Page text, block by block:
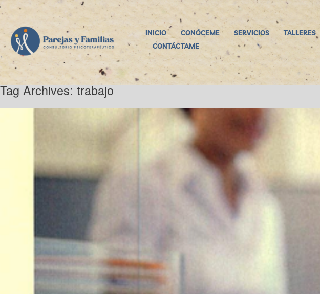
INICIO CONÓCEME SERVICIOS TALLERES
CONTÁCTAME
Tag Archives:trabajo